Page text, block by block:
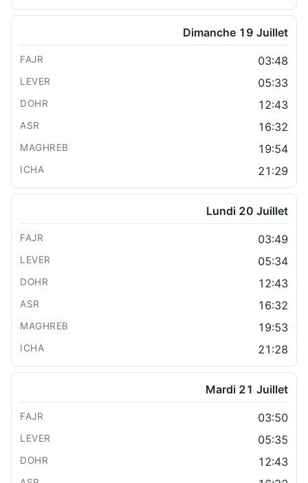
Dimanche 19 Juillet
03:48
05:33
12:43
16:32
19:54
21:29
Lundi 20 Juillet
03:49
05:34
12:43
16:32
19:53
21:28
Mardi 21 Juillet
03:50
05:35
12:43